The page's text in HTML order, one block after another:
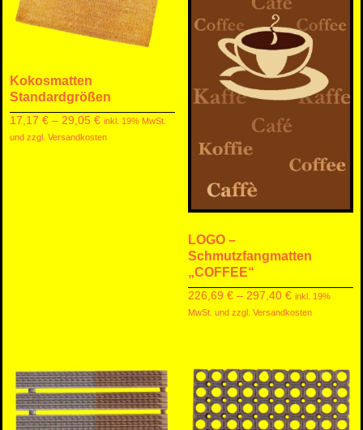
Kokosmatten
Standardgrößen
17,17 €– 29,05 € inkl. 19% MwSt.
und zzgl. Versandkosten
LOGO –
Schmutzfangmatten
„COFFEE“
226,69€ – 297,40€ inkl. 19%
MwSt. und zzgl. Versandkosten